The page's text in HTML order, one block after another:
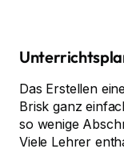
Das Erstellen
Brisk ganz
so wenige
Viele Lehrer